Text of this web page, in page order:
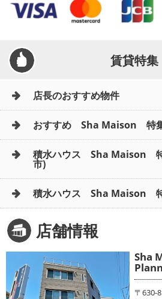
賃貸特集
店長のおすすめ物件
おすすめ Sha Maison 特
積水ハウス Sha Maison
市)
積水ハウス Sha Maison
店舗情報
Sha
〒630-